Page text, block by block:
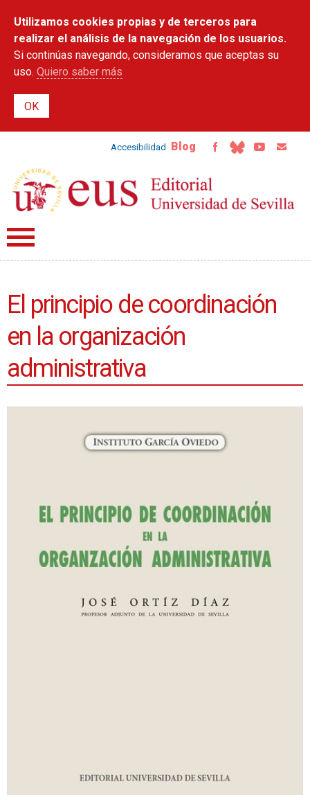
contenido
principal
Utilizamos cookies propias y de terceros para
realizar el análisis de la navegación de los usuarios.
Si continúas navegando, consideramos que aceptas su
uso. Quiero saber más
Accesibilidad Blog
El principio de coordinación
en la organización
administrativa